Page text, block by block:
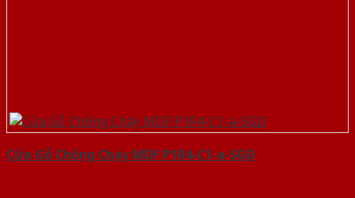
Cửa Gỗ Chống Cháy MDF P1R4-C1-a-SGD